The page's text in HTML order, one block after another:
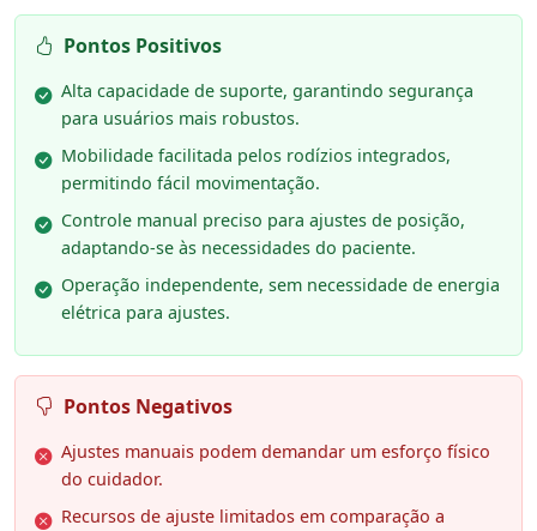
Pontos Positivos
Alta capacidade de suporte, garantindo segurança
para usuários mais robustos.
Mobilidade facilitada pelos rodízios integrados,
permitindo fácil movimentação.
Controle manual preciso para ajustes de posição,
adaptando-se às necessidades do paciente.
Operação independente, sem necessidade de energia
elétrica para ajustes.
Pontos Negativos
Ajustes manuais podem demandar um esforço físico
do cuidador.
Recursos de ajuste limitados em comparação a